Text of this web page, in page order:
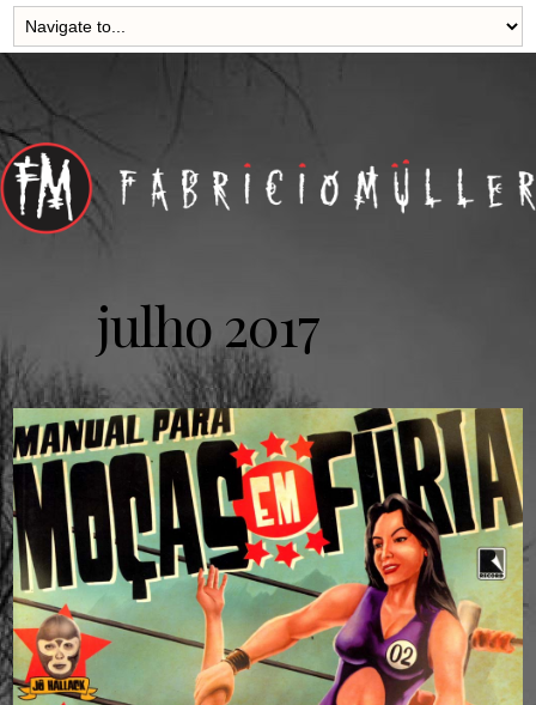
julho 2017